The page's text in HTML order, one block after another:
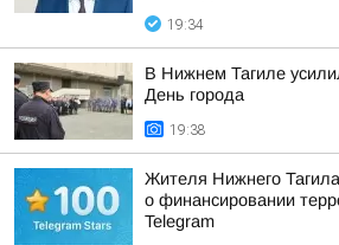
19:34
В Нижнем Тагиле
День города
19:38
Жителя Нижнего
о финансировании
Telegram